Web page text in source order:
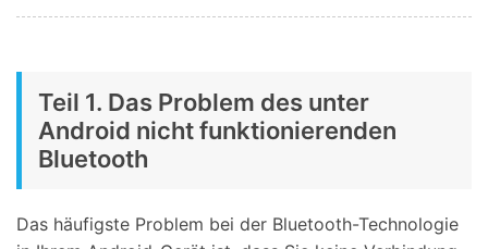
Teil 1. Das Problem des unter
Android nicht funktionierenden
Bluetooth
Das häufigste Problem bei der Bluetooth-Technologie